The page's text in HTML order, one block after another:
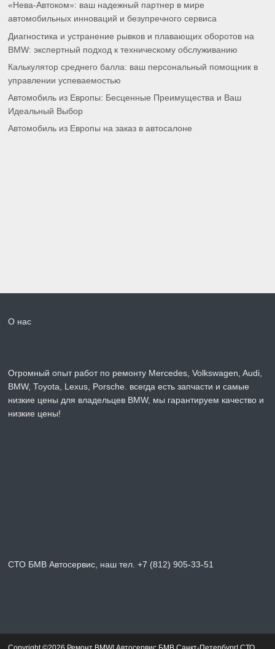
«Нева-Автоком»: ваш надежный партнер в мире
автомобильных инноваций и безупречного сервиса
Диагностика и устранение рывков и плавающих оборотов на
BMW: экспертный подход к техническому обслуживанию
Калькулятор среднего балла: ваш персональный помощник в
управлении успеваемостью
Автомобиль из Европы: Бесценные Преимущества и Ваш
Идеальный Выбор
Автомобиль из Европы на заказ в автосалоне
О нас
Огромный опыт работ по ремонту Mercedes, Volkswagen, Audi,
BMW, Toyota, Lexus, Porsche. всегда есть запчасти и самые
низкие цены для владельцев BMW, мы гарантируем качество и
низкие цены!
СТО БМВ Автосервис, наш тел. +7 (812) 905-33-51